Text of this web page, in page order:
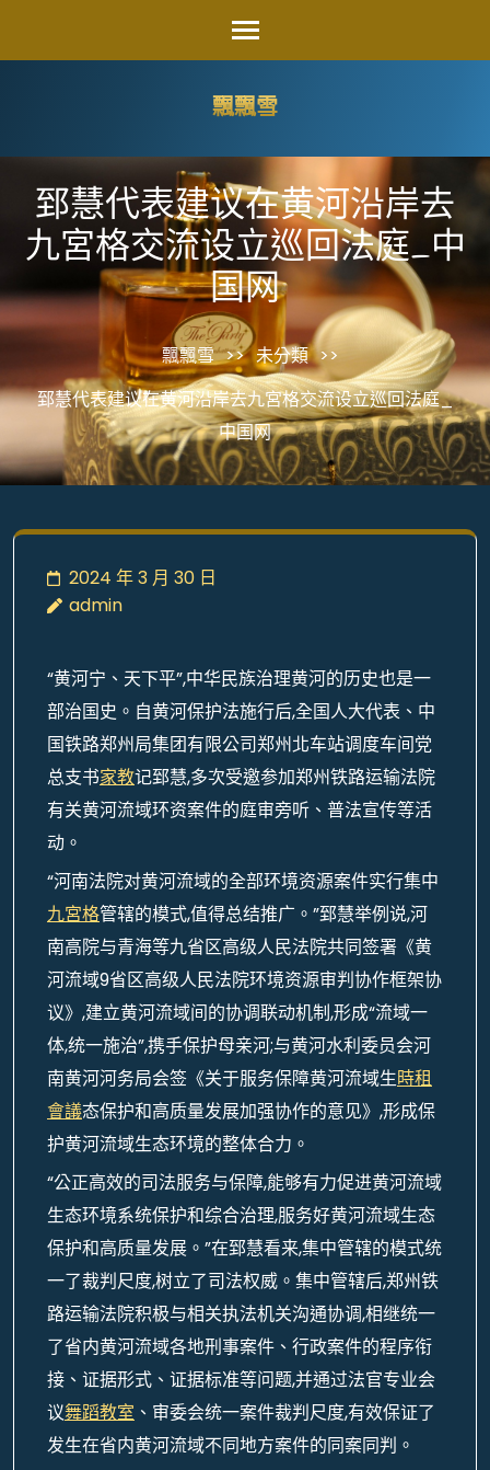
飄飄雪
郅慧代表建议在黄河沿岸去
九宮格交流设立巡回法庭_中
国网
飄飄雪 >> 未分類 >>
郅慧代表建议在黄河沿岸去九宮格交流设立巡回法庭_
中国网
2024 年 3 月 30 日
admin
“黄河宁、天下平”,中华民族治理黄河的历史也是一
部治国史。自黄河保护法施行后,全国人大代表、中
国铁路郑州局集团有限公司郑州北车站调度车间党
总支书家教记郅慧,多次受邀参加郑州铁路运输法院
有关黄河流域环资案件的庭审旁听、普法宣传等活
动。
“河南法院对黄河流域的全部环境资源案件实行集中
九宮格管辖的模式,值得总结推广。”郅慧举例说,河
南高院与青海等九省区高级人民法院共同签署《黄
河流域9省区高级人民法院环境资源审判协作框架协
议》,建立黄河流域间的协调联动机制,形成“流域一
体,统一施治”,携手保护母亲河;与黄河水利委员会河
南黄河河务局会签《关于服务保障黄河流域生時租
會議态保护和高质量发展加强协作的意见》,形成保
护黄河流域生态环境的整体合力。
“公正高效的司法服务与保障,能够有力促进黄河流域
生态环境系统保护和综合治理,服务好黄河流域生态
保护和高质量发展。”在郅慧看来,集中管辖的模式统
一了裁判尺度,树立了司法权威。集中管辖后,郑州铁
路运输法院积极与相关执法机关沟通协调,相继统一
了省内黄河流域各地刑事案件、行政案件的程序衔
接、证据形式、证据标准等问题,并通过法官专业会
议舞蹈教室 、审委会统一案件裁判尺度,有效保证了
发生在省内黄河流域不同地方案件的同案同判。